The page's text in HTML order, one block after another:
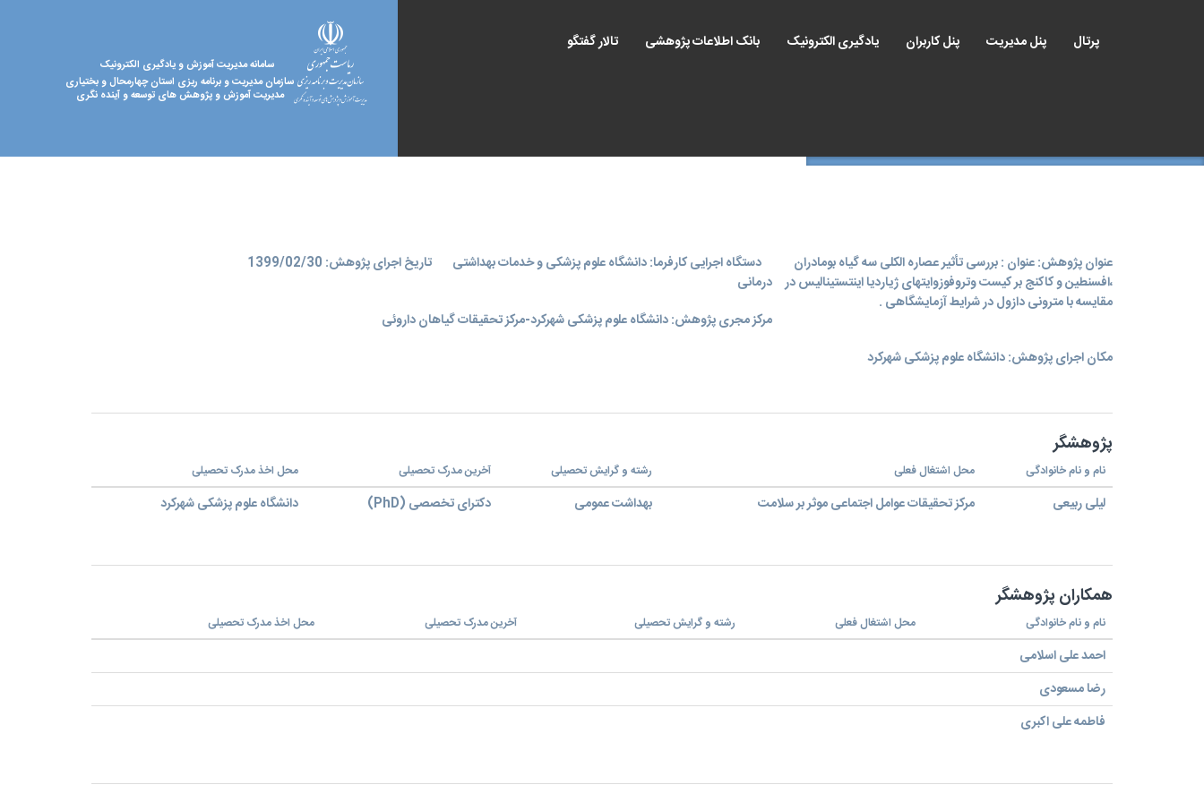
سامانه مدیریت آموزش و یادگیری الکترونیک
سازمان مدیریت و برنامه ریزی استان چهارمحال و بختیاری
مدیریت آموزش و پژوهش های توسعه و آینده نگری
پرتال پنل مدیریت پنل کاربران یادگیری الکترونیک بانک اطلاعات پژوهشی تالار گفتگو
عنوان پژوهش: عنوان : بررسی تأثیر عصاره الکلی سه گیاه بومادران
،افسنطین و کاکنج بر کیست وتروفوزوایتهای ژیاردیا اینتستینالیس در
مقایسه با مترونی دازول در شرایط آزمایشگاهی .
دستگاه اجرایی کارفرما: دانشگاه علوم پزشکی و خدمات بهداشتی
درمانی
تاریخ اجرای پژوهش: 1399/02/30
مرکز مجری پژوهش: دانشگاه علوم پزشکی شهرکرد-مرکز تحقیقات گیاهان داروئی
مکان اجرای پژوهش: دانشگاه علوم پزشکی شهرکرد
پژوهشگر
نام و نام خانوادگی محل اشتغال فعلی رشته و گرایش تحصیلی آخرین مدرک تحصیلی محل اخذ مدرک تحصیلی
لیلی ربیعی مرکز تحقیقات عوامل اجتماعی موثر بر سلامت بهداشت عمومی دکترای تخصصی (PhD) دانشگاه علوم پزشکی شهرکرد
همکاران پژوهشگر
نام و نام خانوادگی محل اشتغال فعلی رشته و گرایش تحصیلی آخرین مدرک تحصیلی محل اخذ مدرک تحصیلی
احمد علی اسلامی
رضا مسعودی
فاطمه علی اکبری